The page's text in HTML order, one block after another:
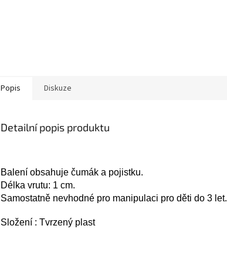
Popis Diskuze
Detailní popis produktu
Balení obsahuje čumák a pojistku.
Délka vrutu: 1 cm.
Samostatně nevhodné pro manipulaci pro děti do 3 let.
Složení : Tvrzený plast